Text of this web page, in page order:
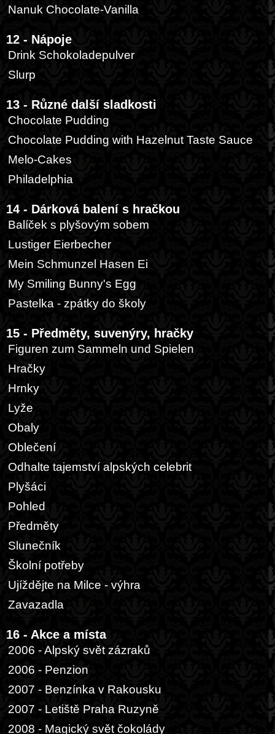
Nanuk Chocolate-Vanilla
12 - Nápoje
Drink Schokoladepulver
Slurp
13 - Různé další sladkosti
Chocolate Pudding
Chocolate Pudding with Hazelnut Taste Sauce
Melo-Cakes
Philadelphia
14 - Dárková balení s hračkou
Balíček s plyšovým sobem
Lustiger Eierbecher
Mein Schmunzel Hasen Ei
My Smiling Bunny's Egg
Pastelka - zpátky do školy
15 - Předměty, suvenýry, hračky
Figuren zum Sammeln und Spielen
Hračky
Hrnky
Lyže
Obaly
Oblečení
Odhalte tajemství alpských celebrit
Plyšáci
Pohled
Předměty
Slunečník
Školní potřeby
Ujíždějte na Milce - výhra
Zavazadla
16 - Akce a místa
2006 - Alpský svět zázraků
2006 - Penzion
2007 - Benzínka v Rakousku
2007 - Letiště Praha Ruzyně
2008 - Magický svět čokolády